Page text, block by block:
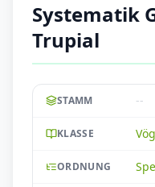
Systematik
Trupial
STAMM --
KLASSE
ORDNUNG